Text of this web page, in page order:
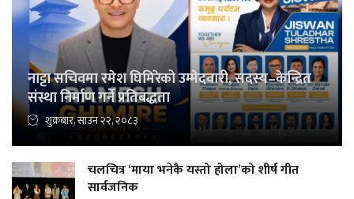
नाट्टा सचिवमा रमेश घिमिरेको उम्मेदवारी, सदस्य–केन्द्रित
संस्था निर्माण गर्ने प्रतिबद्धता
शुक्रबार, साउन २२, २०८३
चलचित्र ‘माया भनेकै यस्तो होला’को शीर्ष गीत
सार्वजनिक